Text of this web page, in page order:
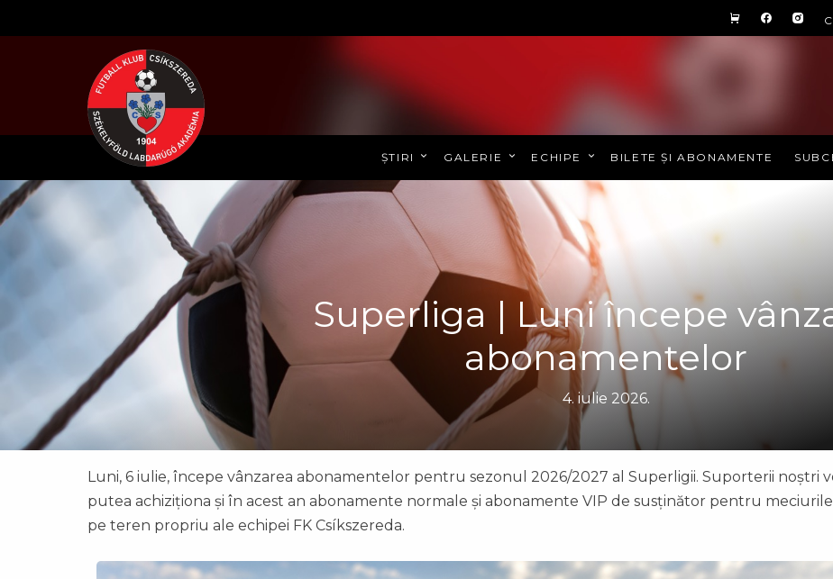
ȘTIRI GALERIE ECHIPE BILETE ȘI ABONAMENTE
Superliga | Luni începe
abonamentelor
4. iulie 2026.
Luni, 6 iulie, începe vânzarea abonamentelor pentru sezonul 2026/2027 al Superligii. Suporterii noștri
putea achiziționa și în acest an abonamente normale și abonamente VIP de susținător pentru
pe teren propriu ale echipei FK Csíkszereda.